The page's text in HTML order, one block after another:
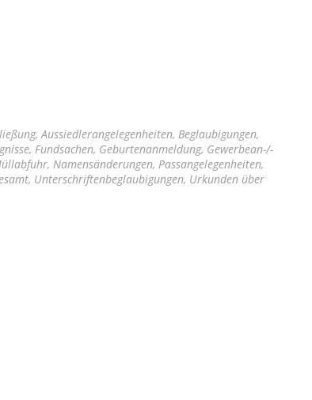
Aussiedlerangelegenheiten, Beglaubigungen,
Fundsachen, Geburtenanmeldung, Gewerbean-/-
Namensänderungen, Passangelegenheiten,
Unterschriftenbeglaubigungen, Urkunden über